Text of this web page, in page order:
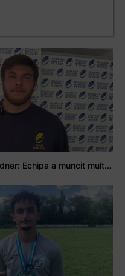
Stejarul Logan Weidner: Echipa a muncit mult, iar asta se va vedea în meciurile de la Nations Cup